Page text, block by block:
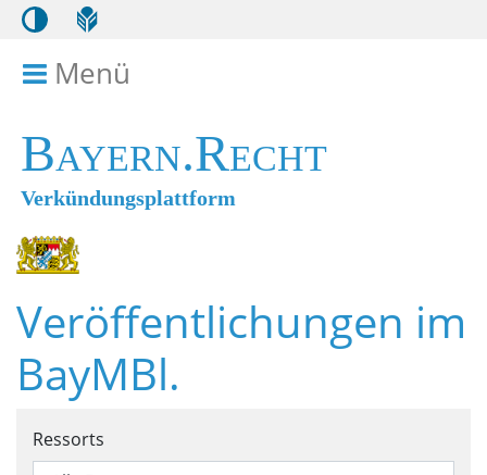
Menü
Bayern.Recht
Verkündungsplattform
Veröffentlichungen im
BayMBl.
Suchformular für
Ressorts